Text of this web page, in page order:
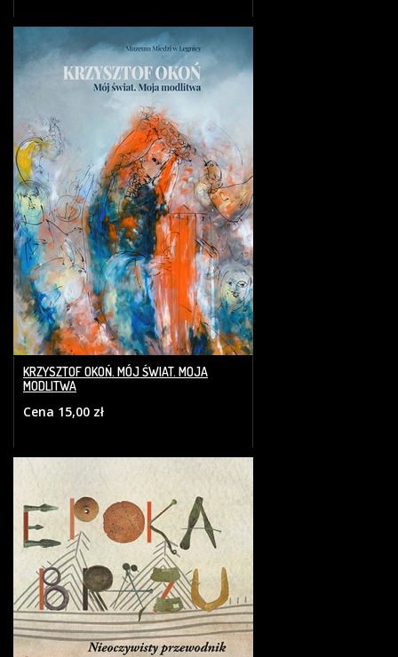
KRZYSZTOF OKOŃ. MÓJ ŚWIAT. MOJA
MODLITWA
Cena 15,00 zł